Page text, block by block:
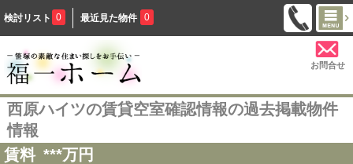
検討リスト 0 最近見た物件 0
お問合せ
西原ハイツの賃貸空室確認情報の過去掲載物件
情報
賃料 ***万円